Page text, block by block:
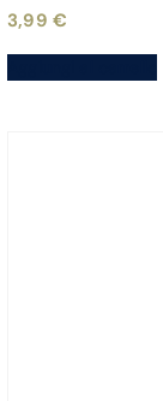
3,99 €